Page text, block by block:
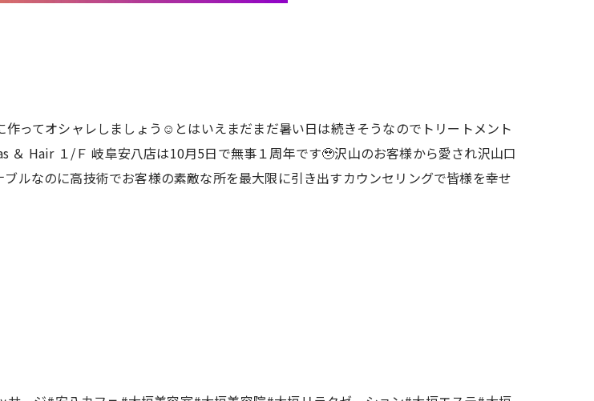
ってオシャレしましょう☺️とはいえまだまだ暑い日は続きそうなのでトリートメント
Hair １/Ｆ 岐阜安八店は10月5日で無事１周年です🥹沢山のお客様から愛され沢山口
なのに高技術でお客様の素敵な所を最大限に引き出すカウンセリングで皆様を幸せ